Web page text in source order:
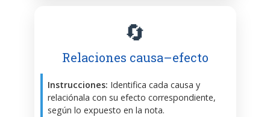
🔄
Relaciones causa–efecto
Instrucciones: Identifica cada causa y
relaciónala con su efecto correspondiente,
según lo expuesto en la nota.